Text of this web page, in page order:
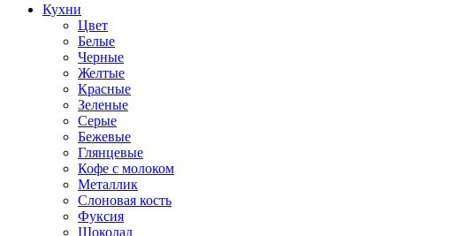
Кухни
Цвет
Белые
Черные
Желтые
Красные
Зеленые
Серые
Бежевые
Глянцевые
Кофе с молоком
Металлик
Слоновая кость
Фуксия
Шоколад